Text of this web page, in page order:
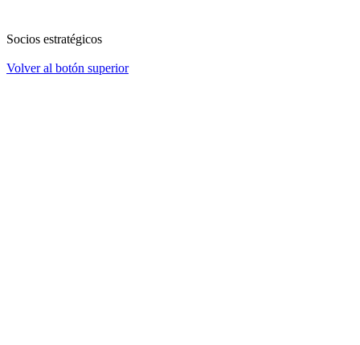
Socios estratégicos
Volver al botón superior